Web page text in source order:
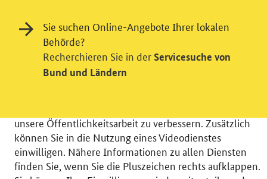
Einwilligung in Tracking und / oder
Videodienst
Wir bitten Sie an dieser Stelle um Ihre Einwilligung für
verschiedene Zusatzdienste unserer Webseite: Wir
unsere Öffentlichkeitsarbeit zu verbessern. Zusätzlich
können Sie in die Nutzung eines Videodienstes
einwilligen. Nähere Informationen zu allen Diensten
finden Sie, wenn Sie die Pluszeichen rechts aufklappen.
Sie suchen Online-Angebote Ihrer lokalen
Behörde?
Recherchieren Sie in der Servicesuche von
Bund und Ländern